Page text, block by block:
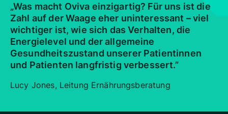
„Was macht Oviva einzigartig? Für uns ist die
Zahl auf der Waage eher uninteressant – viel
wichtiger ist, wie sich das Verhalten, die
Energielevel und der allgemeine
Gesundheitszustand unserer Patientinnen
und Patienten langfristig verbessert.”
Lucy Jones, Leitung Ernährungsberatung